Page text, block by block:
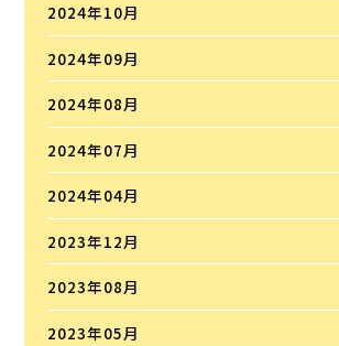
2024年10月
2024年09月
2024年08月
2024年07月
2024年04月
2023年12月
2023年08月
2023年05月